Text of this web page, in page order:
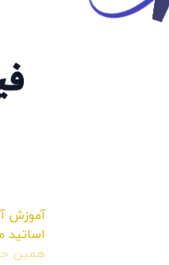
به همراه خواهر و
کارگردان و تهیه کننده:
تدوینگر: آرمین
ساسان خانعلی زاده،
برد: پرستو محمدزاده،
مدیرتدارکات:
سینمای جوانان ایران -
خیاوی، عباس صادقی،
آموزش
اساتید
همین